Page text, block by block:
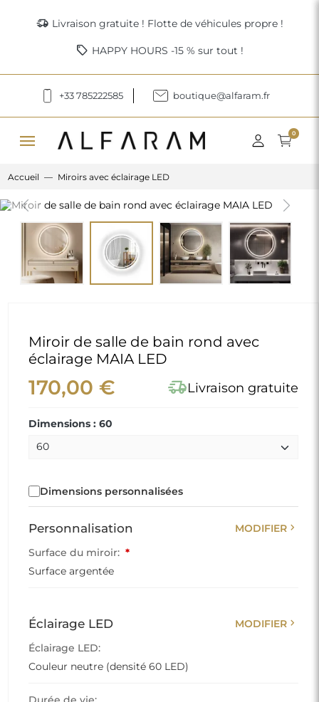
delivery_truck_speed Livraison gratuite ! Flotte de véhicules propre !
sell HAPPY HOURS -15 % sur tout !
+33 785222585 boutique@alfaram.fr
menu 0
Accueil Miroirs avec éclairage LED
Previous Next
Miroir de salle de bain rond avec
éclairage MAIA LED
170,00 € delivery_truck_speedLivraison gratuite
Dimensions : 60
Dimensions personnalisées
Personnalisation MODIFIER chevron_right
Surface du miroir: *
Surface argentée
Éclairage LED MODIFIER chevron_right
Éclairage LED:
Couleur neutre (densité 60 LED)